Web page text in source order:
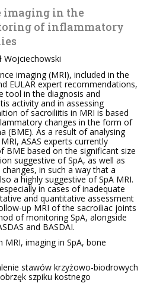
imaging in the
of inflammatory
Wojciechowski
imaging (MRI), included in the
EULAR expert recommendations,
tool in the diagnosis and
activity and in assessing
of sacroiliitis in MRI is based
changes in the form of
(BME). As a result of analysing
ASAS experts currently
BME based on the significant size
suggestive of SpA, as well as
in such a way that a
a highly suggestive of SpA MRI.
in cases of inadequate
and quantitative assessment
up MRI of the sacroiliac joints
of monitoring SpA, alongside
and BASDAI.
MRI, imaging in SpA, bone
stawów krzyżowo-biodrowych
szpiku kostnego